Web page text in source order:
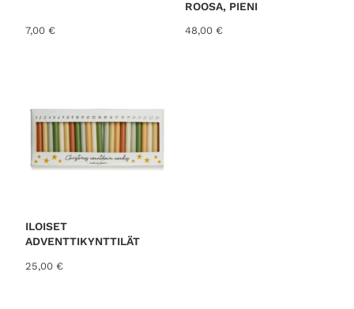
7,00 €
ROOSA, PIENI
48,00 €
ILOISET
ADVENTTIKYNTTILÄT
25,00 €